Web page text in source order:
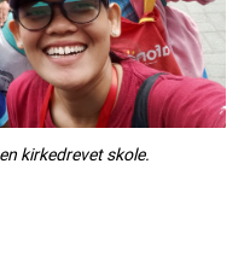
kirkedrevet skole.